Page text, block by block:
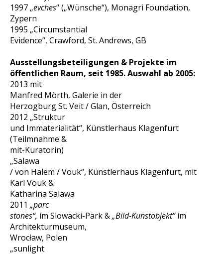
1997 „evches“ („Wünsche“), Monagri Foundation,
Zypern
1995 „Circumstantial
Evidence“, Crawford, St. Andrews, GB
Ausstellungsbeteiligungen & Projekte im
öffentlichen Raum, seit 1985. Auswahl ab 2005:
2013 mit
Manfred Mörth, Galerie in der
Herzogburg St. Veit / Glan, Österreich
2012 „Struktur
und Immaterialität“, Künstlerhaus Klagenfurt
(Teilmnahme &
mit-Kuratorin)
„Salawa
/ von Halem / Vouk“, Künstlerhaus Klagenfurt, mit
Karl Vouk &
Katharina Salawa
2011 „parc
stones“, im Slowacki-Park &„Bild-Kunstobjekt”im
Architekturmuseum,
Wrocław, Polen
„sunlight